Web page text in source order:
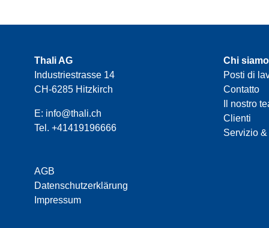
Thali AG
Industriestrasse 14
CH-6285 Hitzkirch
E: info@thali.ch
Tel. +41419196666
AGB
Datenschutzerklärung
Impressum
Chi siamo
Posti di
Contatto
Il nostro
Clienti
Servizio